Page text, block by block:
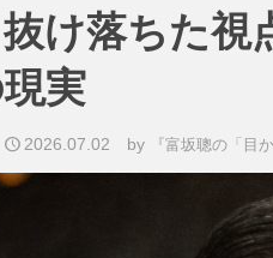
け落ちた視
実
2026.07.02 by 『富坂聰の「目